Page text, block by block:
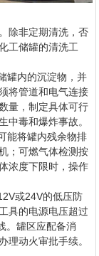
除非定期清洗，否
工储罐的清洗工
罐内的沉淀物，并
将管道和电气连接
量，制定具体可行
中毒和爆炸事故。
能将罐内残余物排
；可燃气体检测按
浓度下限时，操作
或24V的低压防
具的电源电压超过
。罐区应配备消
理动火审批手续。